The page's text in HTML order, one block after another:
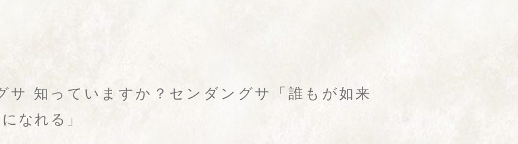
サ 知っていますか？センダングサ「誰もが如来
なれる」